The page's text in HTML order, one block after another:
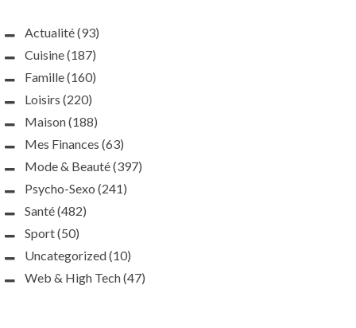
Actualité(93)
Cuisine(187)
Famille(160)
Loisirs (220)
Maison(188)
Mes Finances (63)
Mode & Beauté(397)
Psycho-Sexo (241)
Santé(482)
Sport(50)
Uncategorized(10)
Web & High Tech(47)